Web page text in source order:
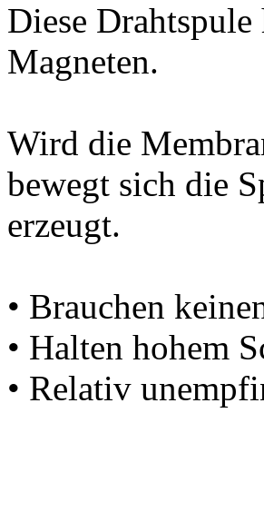
Diese
Magneten.
Wird die
bewegt sich die
erzeugt.
• Brauchen
• Halten hohem
• Relativ